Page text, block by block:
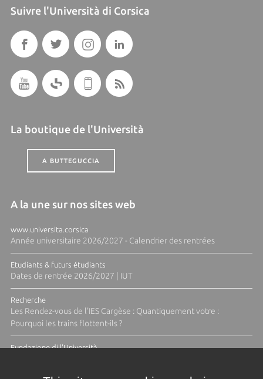
Suivre l'Università di Corsica
La boutique de l'Università
A BUTTEGUCCIA
A la une sur nos sites web
www.universita.corsica
Année universitaire 2026/2027 - Calendrier des rentrées
Etudiants & futurs étudiants
Dates de rentrée 2026/2027 | IUT
Recherche
Les Rendez-vous de l'IES Cargèse : Quantiquement votre :
Pourquoi les trains flottent-ils ?
Fundazione di l'Università